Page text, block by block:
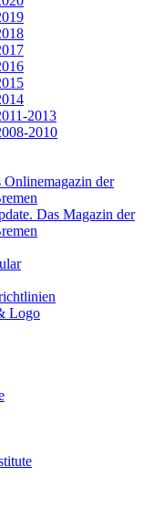
2013
2010
Onlinemagazin der
Das Magazin der
Logo